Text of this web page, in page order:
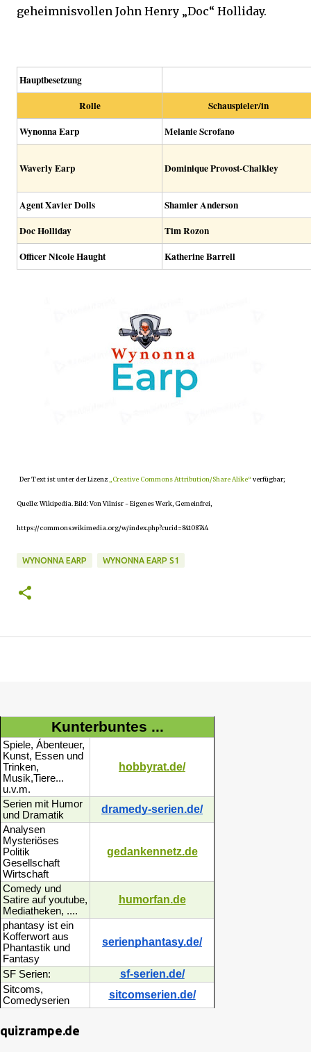
geheimnisvollen John Henry „Doc“ Holliday.
Hauptbesetzung
Rolle
Schauspieler/in
Wynonna Earp
Melanie Scrofano
Waverly Earp Dominique Provost-Chalkley
Agent Xavier Dolls
Shamier Anderson
Doc Holliday
Tim Rozon
Officer Nicole Haught
Katherine Barrell
Der Text ist unter der Lizenz „Creative Commons Attribution/Share Alike“verfügbar;
Quelle: Wikipedia. Bild: Von Vilnisr - Eigenes Werk, Gemeinfrei,
https://commons.wikimedia.org/w/index.php?curid=84108744
WYNONNA EARP WYNONNA EARP S1
Kunterbuntes ...
Spiele, Ábenteuer,
Kunst, Essen und
Trinken,
Musik,Tiere...
u.v.m.
hobbyrat.de/
Serien mit Humor
und Dramatik
dramedy-serien.de/
Analysen
Mysteriöses
Politik
Gesellschaft
Wirtschaft
gedankennetz.de
Comedy und
Satire auf youtube,
Mediatheken, ....
humorfan.de
phantasy ist ein
Kofferwort aus
Phantastik und
Fantasy
serienphantasy.de/
SF Serien: sf-serien.de/
Sitcoms,
Comedyserien
sitcomserien.de/
quizrampe.de